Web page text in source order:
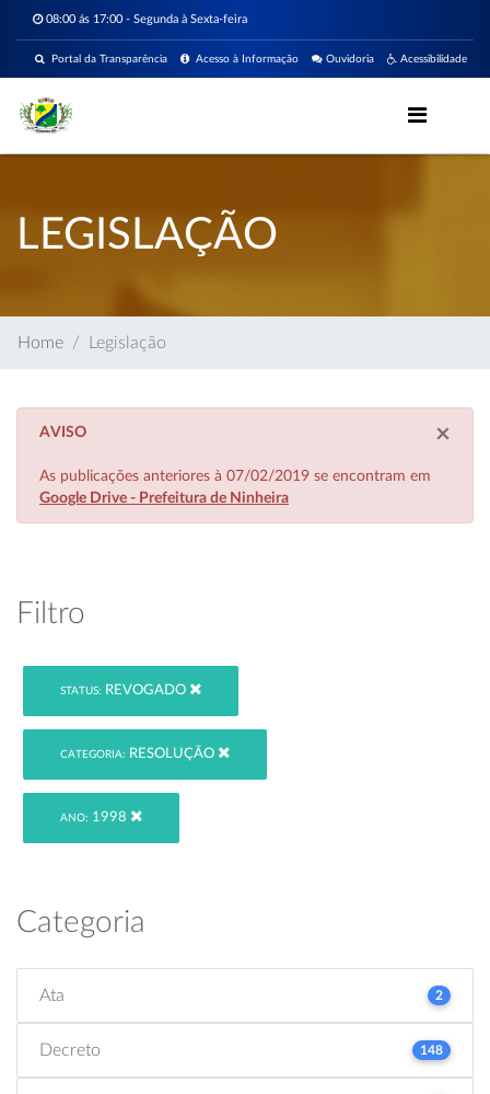
08:00 ás 17:00 - Segunda à Sexta-feira
Acessibilidade
Ouvidoria
Acesso à Informação
Portal da Transparência
LEGISLAÇÃO
Home Legislação
×
AVISO
As publicações anteriores à 07/02/2019 se encontram em
Google Drive - Prefeitura de Ninheira
Filtro
STATUS: REVOGADO
CATEGORIA: RESOLUÇÃO
ANO: 1998
Categoria
Ata 2
Decreto 148